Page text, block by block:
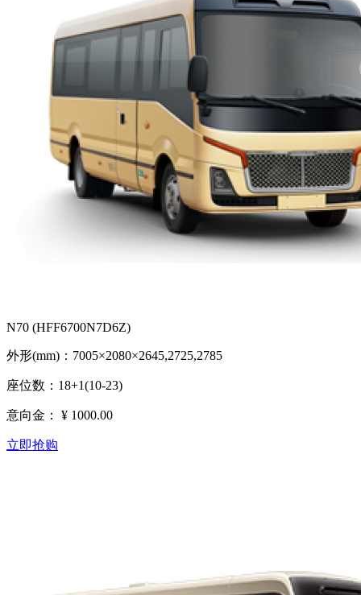
N70 (HFF6700N7D6Z)
外形(mm)：7005×2080×2645,2725,2785
座位数：18+1(10-23)
意向金： ¥ 1000.00
立即抢购